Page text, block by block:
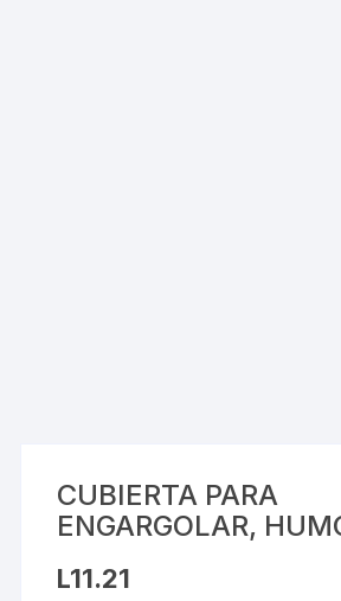
CUBIERTA PARA
ENGARGOLAR,
L11.21